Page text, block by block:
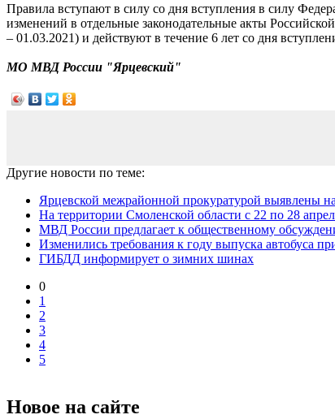
Правила вступают в силу со дня вступления в силу
изменений в отдельные законодательные акты
– 01.03.2021) и действуют в течение 6 лет со дня
МО МВД России "Ярцевский"
Другие новости по теме:
Ярцевской межрайонной прокуратурой выявлены
На территории Смоленской области с 22 по 28
МВД России предлагает к общественному
Изменились требования к году выпуска автобуса
ГИБДД информирует о зимних шинах
0
1
2
3
4
5
Новое на сайте